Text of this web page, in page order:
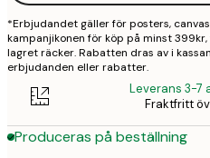
*Erbjudandet gäller för posters,
kampanjikonen för köp på minst
lagret räcker. Rabatten dras av i
erbjudanden eller rabatter.
Leverans 3-7
Fraktfritt
Produceras på beställning